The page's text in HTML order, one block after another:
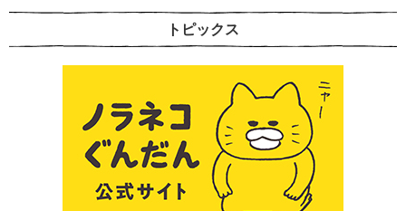
トピックス